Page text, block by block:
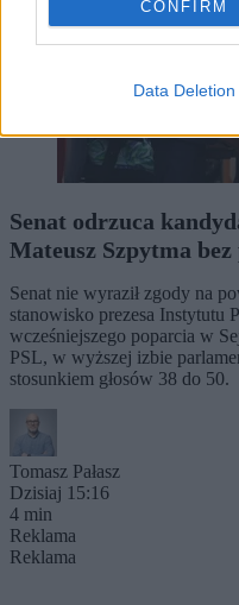
CONFIRM
Data Deletion
Senat odrzuca
Mateusz Szpytma
Senat nie wyraził zgody na
stanowisko prezesa Instytutu
wcześniejszego poparcia w
PSL, w wyższej izbie
stosunkiem głosów 38 do 50.
Tomasz Pałasz
Dzisiaj 15:16
4 min
Reklama
Reklama